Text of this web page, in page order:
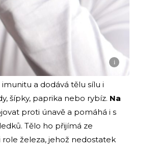
i
a dodává tělu sílu i
šípky, paprika nebo rybíz. Na
proti únavě a pomáhá i s
Tělo ho přijímá ze
role železa, jehož nedostatek